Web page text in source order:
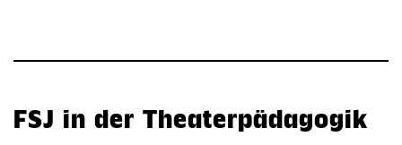
FSJ in der Theaterpädagogik